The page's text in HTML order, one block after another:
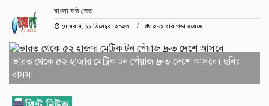
বাংলা কণ্ঠ ডেস্ক
সোমবার, ১১ ডিসেম্বর, ২০২৩
২৪১ বার পড়া হয়েছে
ভারত থেকে ৫২ হাজার মেট্রিক টন পেঁয়াজ দ্রুত দেশে আসবে। ছবিঃ
বাসস